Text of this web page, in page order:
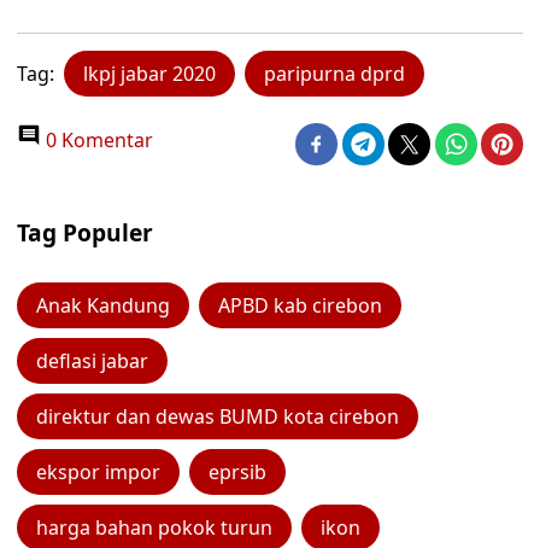
Tag: lkpj jabar 2020 paripurna dprd
0 Komentar
Tag Populer
Anak Kandung APBD kab cirebon
deflasi jabar
direktur dan dewas BUMD kota cirebon
ekspor impor eprsib
harga bahan pokok turun ikon